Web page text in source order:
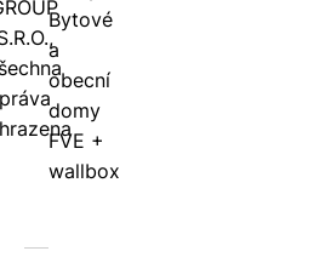
Bytové
a
obecní
domy
FVE +
wallbox